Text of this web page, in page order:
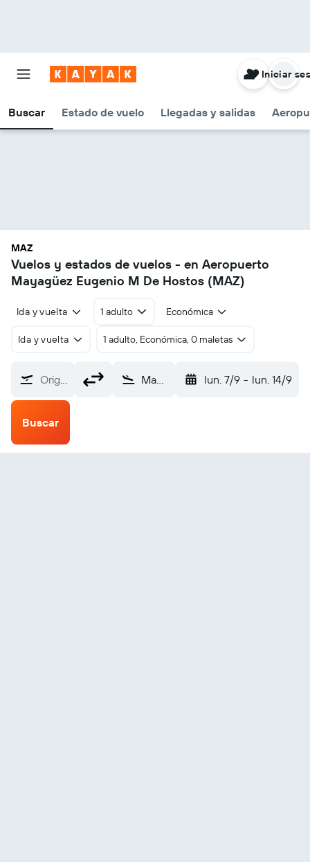
Buscar Estado de vuelo Llegadas y salidas
Iniciar
MAZ
Vuelos y estados de vuelos - en Aeropuerto
Mayagüez Eugenio M De Hostos (MAZ)
Ida y vuelta 1 adulto Económica
Ida y vuelta 1 adulto, Económica, 0 maletas
Origen Mayagüez Eugenio M De Hostos (MAZ) lun. 7/9 - lun. 14/9
Buscar